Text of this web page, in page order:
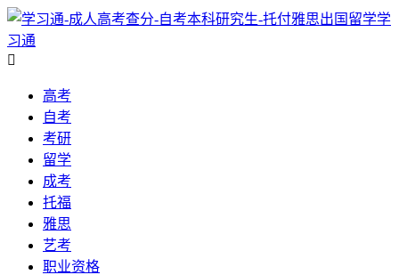
学
习通

高考
自考
考研
留学
成考
托福
雅思
艺考
职业资格